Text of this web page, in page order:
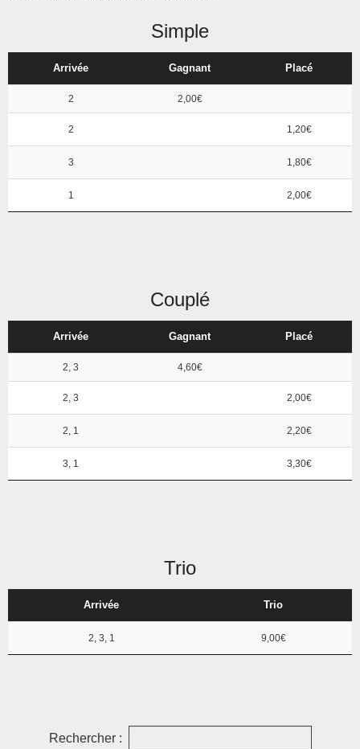
Simple
Arrivée Gagnant Placé
2 2,00€
2 1,20€
3 1,80€
1 2,00€
Couplé
Arrivée Gagnant Placé
2, 3 4,60€
2, 3 2,00€
2, 1 2,20€
3, 1 3,30€
Trio
Arrivée Trio
2, 3, 1 9,00€
Rechercher :